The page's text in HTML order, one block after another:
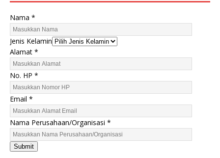
Nama *
Jenis Kelamin
Alamat *
No. HP *
K
e
l
a
m
i
Email *
Nama Perusahaan/Organisasi *
Submit